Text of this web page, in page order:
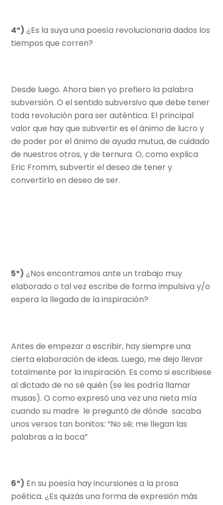
4º) ¿Es la suya una poesía revolucionaria dados los
tiempos que corren?
Desde luego. Ahora bien yo prefiero la palabra
subversión. O el sentido subversivo que debe tener
toda revolución para ser auténtica. El principal
valor que hay que subvertir es el ánimo de lucro y
de poder por el ánimo de ayuda mutua, de cuidado
de nuestros otros, y de ternura. O, como explica
Eric Fromm, subvertir el deseo de tener y
convertirlo en deseo de ser.
5º) ¿Nos encontramos ante un trabajo muy
elaborado o tal vez escribe de forma impulsiva y/o
espera la llegada de la inspiración?
Antes de empezar a escribir, hay siempre una
cierta elaboración de ideas. Luego, me dejo llevar
totalmente por la inspiración. Es como si escribiese
al dictado de no sé quién (se les podría llamar
musas). O como expresó una vez una nieta mía
cuando su madre le preguntó de dónde sacaba
unos versos tan bonitos: “No sé; me llegan las
palabras a la boca”
6º) En su poesía hay incursiones a la prosa
poética. ¿Es quizás una forma de expresión más